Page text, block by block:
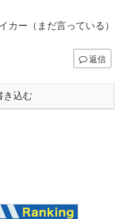
カー（まだ言っている）
返信
き込む